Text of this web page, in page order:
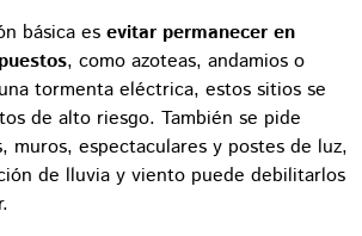
básica es evitar permanecer en
, como azoteas, andamios o
tormenta eléctrica, estos sitios se
de alto riesgo. También se pide
muros, espectaculares y postes de luz,
de lluvia y viento puede debilitarlos